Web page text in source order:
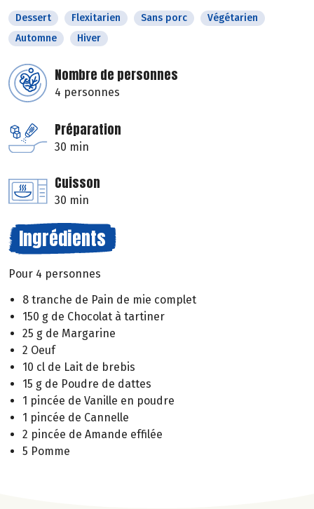
Dessert Flexitarien Sans porc
Végétarien
Automne
Hiver
Nombre de personnes
4 personnes
Préparation
30 min
Cuisson
30 min
Ingrédients
Pour 4 personnes
8 tranche de Pain de mie complet
150 g de Chocolat à tartiner
25 g de Margarine
2 Oeuf
10 cl de Lait de brebis
15 g de Poudre de dattes
1 pincée de Vanille en poudre
1 pincée de Cannelle
2 pincée de Amande effilée
5 Pomme